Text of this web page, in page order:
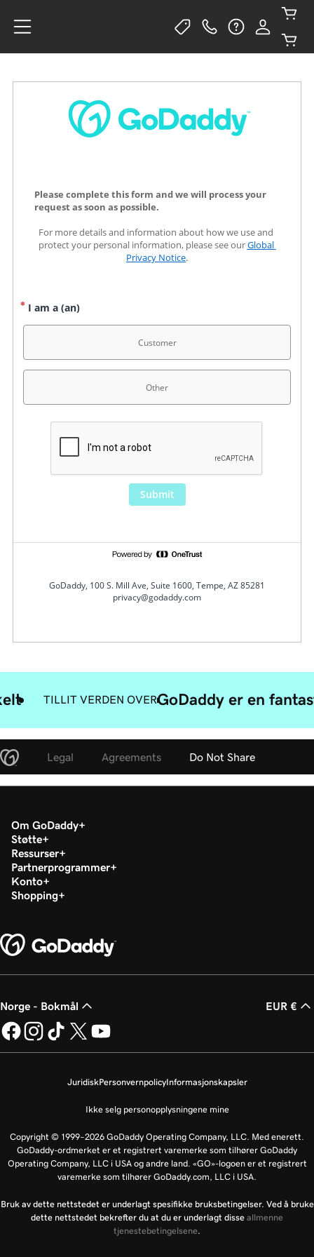
TILLIT VERDEN OVERGoDaddy er en
Legal Agreements Do Not Share
Om GoDaddy
Støtte
Ressurser
Partnerprogrammer
Konto
Shopping
Norge - Bokmål EUR €
JuridiskPersonvernpolicyInformasjonskapsler
Ikke selg personopplysningene mine
Copyright © 1999–2026 GoDaddy Operating Company, LLC. Med enerett.
GoDaddy-ordmerket er et registrert varemerke som tilhører GoDaddy
Operating Company, LLC i USA og andre land. «GO»-logoen er et registrert
varemerke som tilhører GoDaddy.com, LLC i USA.
Bruk av dette nettstedet er underlagt spesifikke bruksbetingelser. Ved å bruke
dette nettstedet bekrefter du at du er underlagt disse allmenne
tjenestebetingelsene.